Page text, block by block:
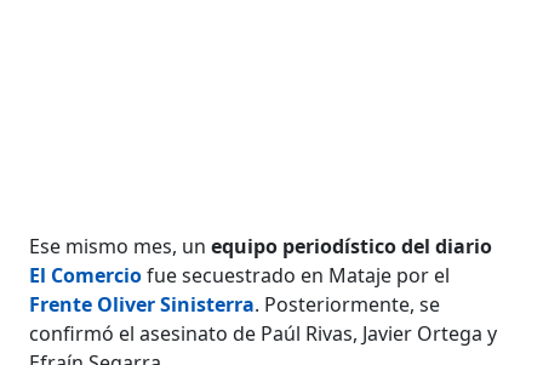
Ese mismo mes, unequipo periodístico del diario
El Comerciofue secuestrado en Mataje por el
Frente Oliver Sinisterra. Posteriormente, se
confirmó el asesinato de Paúl Rivas, Javier Ortega y